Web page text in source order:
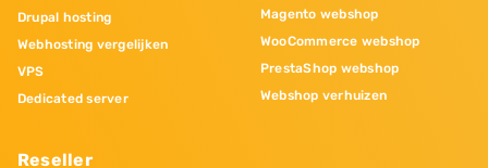
Drupal hosting
Webhosting vergelijken
VPS
Dedicated server
Reseller
Magento webshop
WooCommerce webshop
PrestaShop webshop
Webshop verhuizen